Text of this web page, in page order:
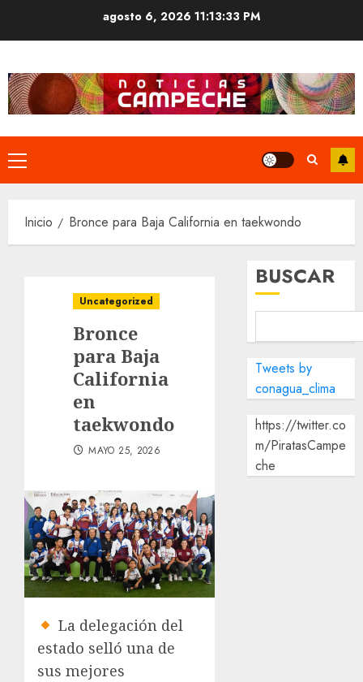
agosto 6, 2026 11:13:33 PM
Menú
principal
Inicio Bronce para Baja California en taekwondo
Uncategorized
Bronce
para Baja
California
en
taekwondo
MAYO 25, 2026
La delegación del
estado selló una de
sus mejores
BUSCAR
Tweets by
conagua_clima
https://twitter.co
m/PiratasCampe
che